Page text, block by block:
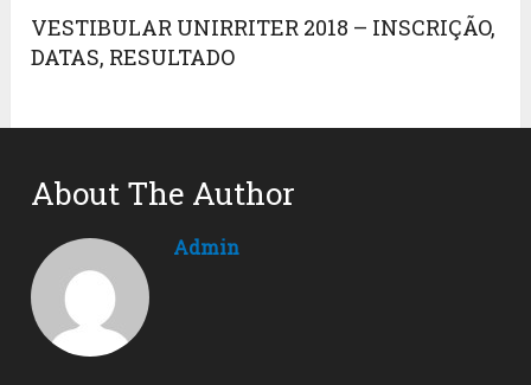
VESTIBULAR UNIRRITER 2018 – INSCRIÇÃO,
DATAS, RESULTADO
About The Author
Admin